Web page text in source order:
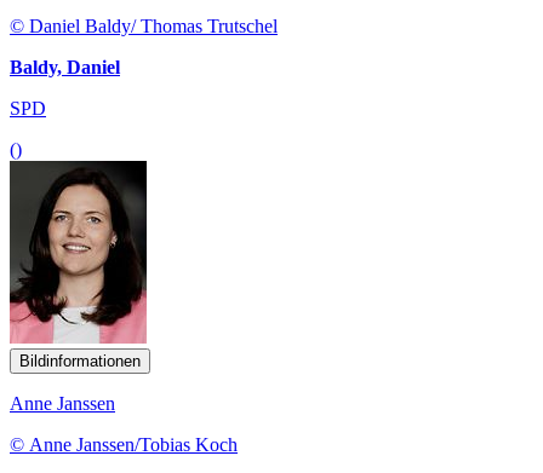
© Daniel Baldy/ Thomas Trutschel
Baldy, Daniel
SPD
()
Bildinformationen
Anne Janssen
© Anne Janssen/Tobias Koch